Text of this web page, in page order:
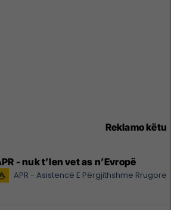
Reklamo këtu
- nuk t’len vet as n’Evropë
APR - Asistencë E Përgjithshme Rrugore